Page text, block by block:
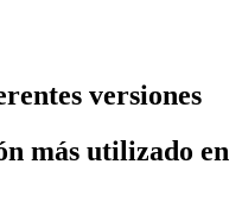
versiones
más utilizado en